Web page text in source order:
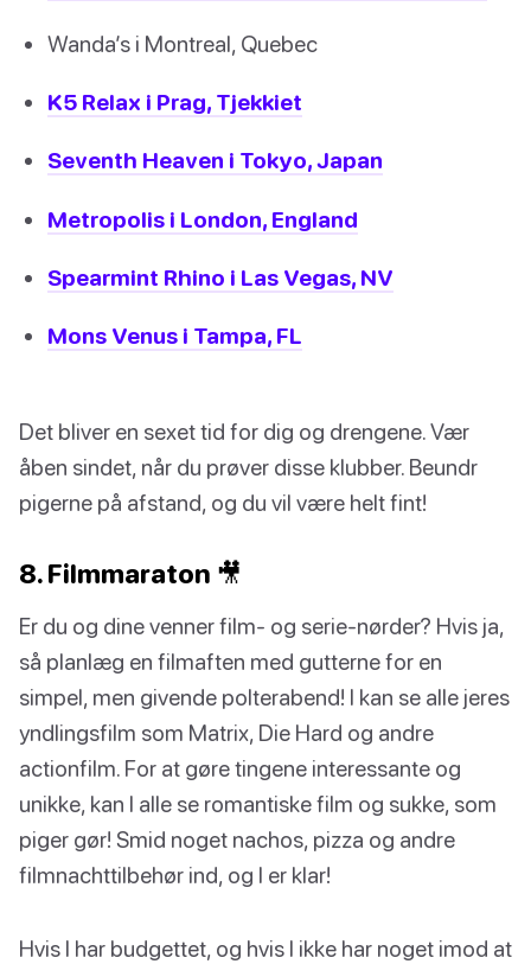
Wanda’s i Montreal, Quebec
K5 Relax i Prag, Tjekkiet
Seventh Heaven i Tokyo, Japan
Metropolis i London, England
Spearmint Rhino i Las Vegas, NV
Mons Venus i Tampa, FL
Det bliver en sexet tid for dig og drengene. Vær
åben sindet, når du prøver disse klubber. Beundr
pigerne på afstand, og du vil være helt fint!
8. Filmmaraton 🎥
Er du og dine venner film- og serie-nørder? Hvis ja,
så planlæg en filmaften med gutterne for en
simpel, men givende polterabend! I kan se alle jeres
yndlingsfilm som Matrix, Die Hard og andre
actionfilm. For at gøre tingene interessante og
unikke, kan I alle se romantiske film og sukke, som
piger gør! Smid noget nachos, pizza og andre
filmnachttilbehør ind, og I er klar!
Hvis I har budgettet, og hvis I ikke har noget imod at